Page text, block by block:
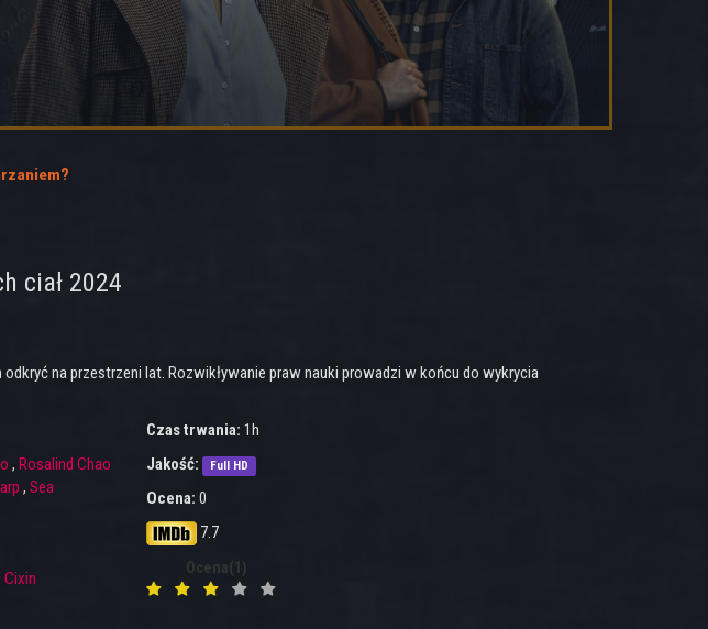
ciał 2024
na przestrzeni lat. Rozwikływanie praw nauki prowadzi w końcu do wykrycia
, Rosalind Chao
, Sea
Cixin
Czas trwania: 1h
Jakość:
Full HD
Ocena: 0
7.7
Ocena(1)